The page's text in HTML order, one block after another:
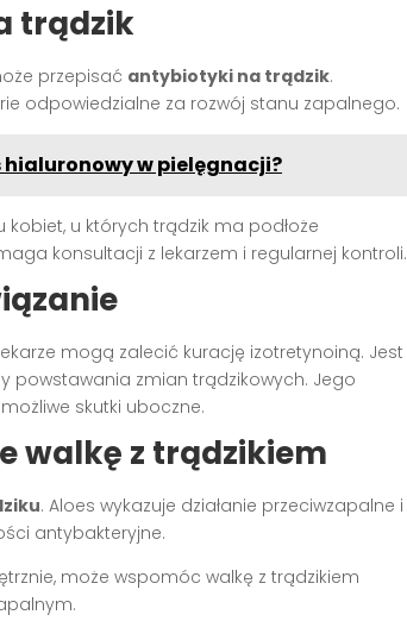
trądzik
przepisać antybiotyki na trądzik.
odpowiedzialne za rozwój stanu zapalnego.
hialuronowy w pielęgnacji?
u których trądzik ma podłoże
konsultacji z lekarzem i regularnej kontroli.
mogą zalecić kurację izotretynoiną. Jest
powstawania zmian trądzikowych. Jego
skutki uboczne.
walkę z trądzikiem
. Aloes wykazuje działanie przeciwzapalne i
antybakteryjne.
może wspomóc walkę z trądzikiem